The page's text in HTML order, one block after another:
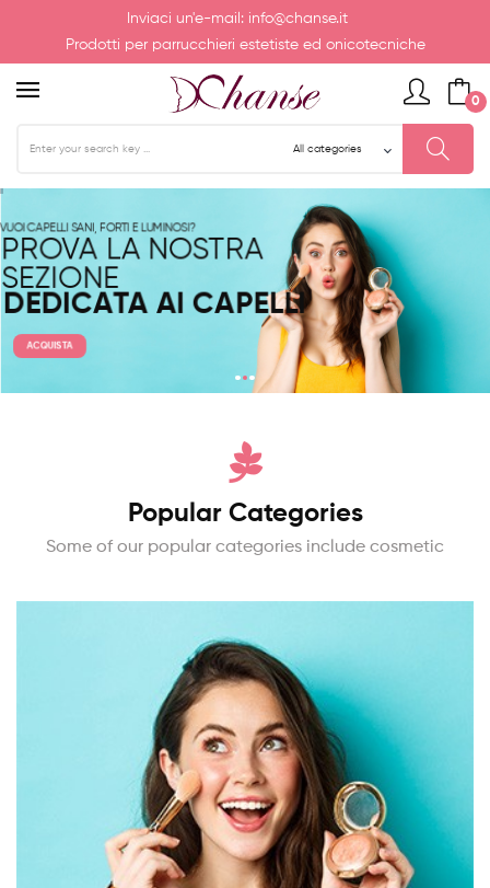
Inviaci un'e-mail: info@chanse.it
Prodotti per parrucchieri estetiste ed onicotecniche
0
VUOI CAPELLI SANI, FORTI E LUMINOSI?
PROVA LA NOSTRA
SEZIONE
DEDICATA AI CAPELLI
ACQUISTA
Popular Categories
Some of our popular categories include cosmetic